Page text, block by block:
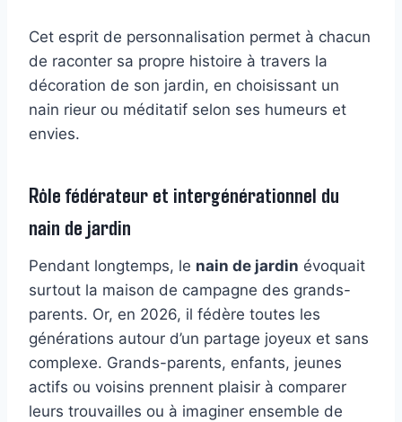
Cet esprit de personnalisation permet à chacun
de raconter sa propre histoire à travers la
décoration de son jardin, en choisissant un
nain rieur ou méditatif selon ses humeurs et
envies.
Rôle fédérateur et intergénérationnel du
nain de jardin
Pendant longtemps, le nain de jardin évoquait
surtout la maison de campagne des grands-
parents. Or, en 2026, il fédère toutes les
générations autour d’un partage joyeux et sans
complexe. Grands-parents, enfants, jeunes
actifs ou voisins prennent plaisir à comparer
leurs trouvailles ou à imaginer ensemble de